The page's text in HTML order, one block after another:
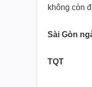
không còn
Sài Gòn
TQT